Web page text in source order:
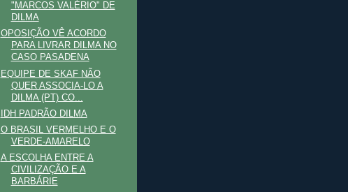
"MARCOS VALÉRIO" DE
DILMA
OPOSIÇÃO VÊ ACORDO
PARA LIVRAR DILMA NO
CASO PASADENA
EQUIPE DE SKAF NÃO
QUER ASSOCIA-LO A
DILMA (PT) CO...
IDH PADRÃO DILMA
O BRASIL VERMELHO E O
VERDE-AMARELO
A ESCOLHA ENTRE A
CIVILIZAÇÃO E A
BARBÁRIE